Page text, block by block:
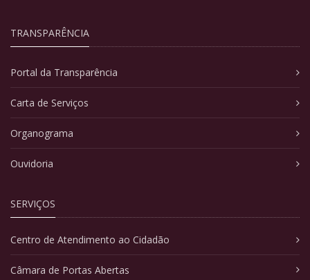
TRANSPARÊNCIA
Portal da Transparência
Carta de Serviços
Organograma
Ouvidoria
SERVIÇOS
Centro de Atendimento ao Cidadão
Câmara de Portas Abertas